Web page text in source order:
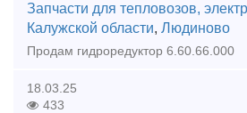
Запчасти для тепловозов,
Калужской области, Людиново
Продам гидроредуктор 6.60.66.000
18.03.25
433